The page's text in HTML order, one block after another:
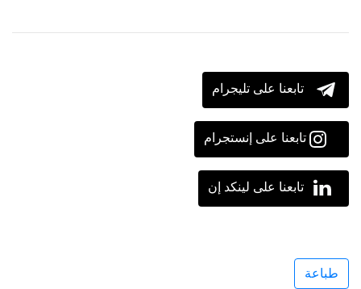
تابعنا على تليجرام
تابعنا على إنستجرام
تابعنا على لينكد إن
طباعة